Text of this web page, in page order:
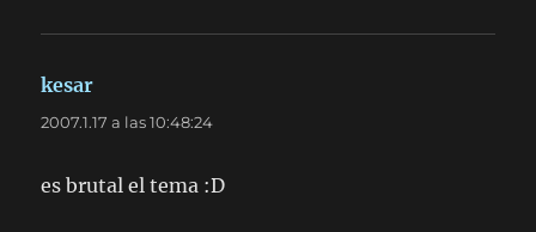
kesar
2007.1.17 a las 10:48:24
es brutal el tema :D